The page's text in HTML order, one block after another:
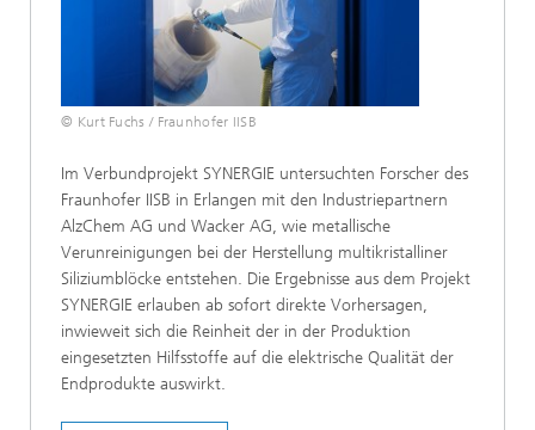
© Kurt Fuchs / Fraunhofer IISB
Im Verbundprojekt SYNERGIE untersuchten Forscher des
Fraunhofer IISB in Erlangen mit den Industriepartnern
AlzChem AG und Wacker AG, wie metallische
Verunreinigungen bei der Herstellung multikristalliner
Siliziumblöcke entstehen. Die Ergebnisse aus dem Projekt
SYNERGIE erlauben ab sofort direkte Vorhersagen,
inwieweit sich die Reinheit der in der Produktion
eingesetzten Hilfsstoffe auf die elektrische Qualität der
Endprodukte auswirkt.